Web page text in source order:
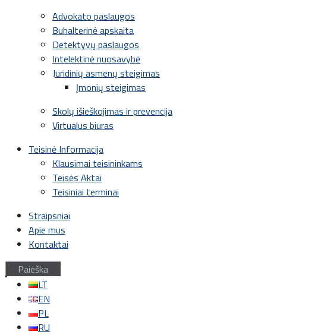
Advokato paslaugos
Buhalterinė apskaita
Detektyvų paslaugos
Intelektinė nuosavybė
Juridinių asmenų steigimas
Įmonių steigimas
Skolų išieškojimas ir prevencija
Virtualus biuras
Teisinė Informacija
Klausimai teisininkams
Teisės Aktai
Teisiniai terminai
Straipsniai
Apie mus
Kontaktai
LT
EN
PL
RU